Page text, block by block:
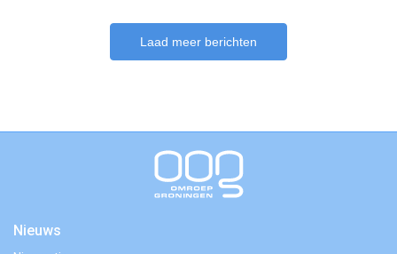
Laad meer berichten
Nieuws